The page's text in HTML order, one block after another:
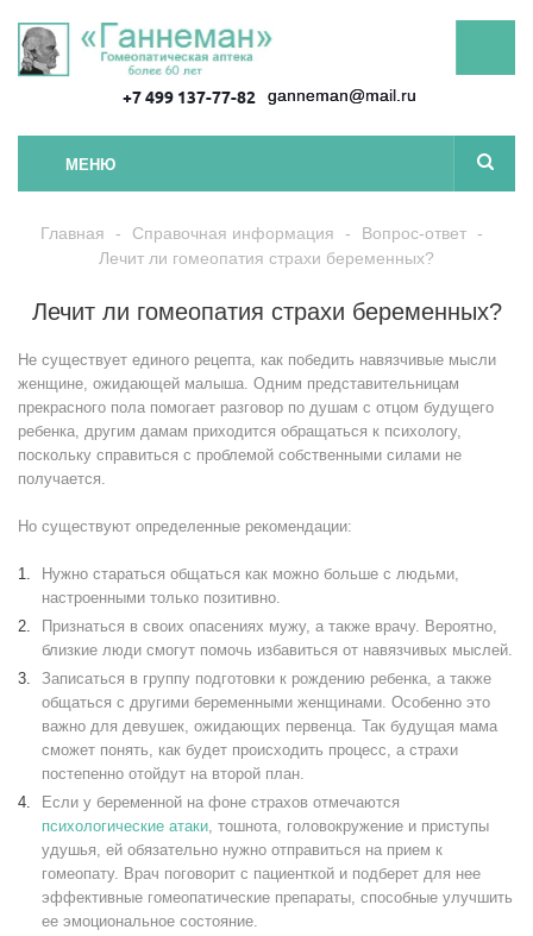
+7 499 137-77-82 ganneman@mail.ru
МЕНЮ
Главная - Справочная информация - Вопрос-ответ -
Лечит ли гомеопатия страхи беременных?
Лечит ли гомеопатия страхи беременных?
Не существует единого рецепта, как победить навязчивые мысли
женщине, ожидающей малыша. Одним представительницам
прекрасного пола помогает разговор по душам с отцом будущего
ребенка, другим дамам приходится обращаться к психологу,
поскольку справиться с проблемой собственными силами не
получается.
Но существуют определенные рекомендации:
Нужно стараться общаться как можно больше с людьми,
настроенными только позитивно.
Признаться в своих опасениях мужу, а также врачу. Вероятно,
близкие люди смогут помочь избавиться от навязчивых мыслей.
Записаться в группу подготовки к рождению ребенка, а также
общаться с другими беременными женщинами. Особенно это
важно для девушек, ожидающих первенца. Так будущая мама
сможет понять, как будет происходить процесс, а страхи
постепенно отойдут на второй план.
Если у беременной на фоне страхов отмечаются
психологические атаки, тошнота, головокружение и приступы
удушья, ей обязательно нужно отправиться на прием к
гомеопату. Врач поговорит с пациенткой и подберет для нее
эффективные гомеопатические препараты, способные улучшить
ее эмоциональное состояние.